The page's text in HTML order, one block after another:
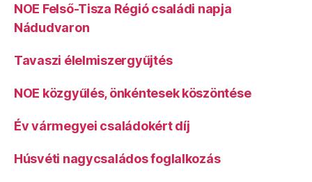
NOE Felső-Tisza Régió családi napja
Nádudvaron
Tavaszi élelmiszergyűjtés
NOE közgyűlés, önkéntesek köszöntése
Év vármegyei családokért díj
Húsvéti nagycsaládos foglalkozás